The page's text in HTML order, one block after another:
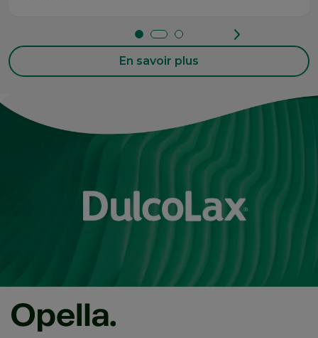
En savoir plus